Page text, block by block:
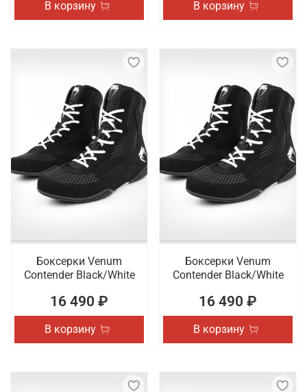
В корзину В корзину
Боксерки Venum
Contender Black/White
16 490 ₽
В корзину
Боксерки Venum
Contender Black/White
16 490 ₽
В корзину